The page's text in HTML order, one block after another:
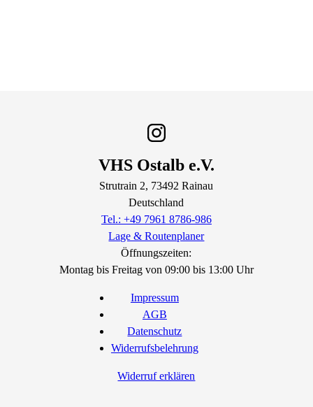
VHS Ostalb e.V.
Strutrain 2, 73492Rainau
Deutschland
Tel.: +49 7961 8786-986
Lage & Routenplaner
Öffnungszeiten:
Montag bis Freitag von 09:00 bis 13:00 Uhr
Impressum
AGB
Datenschutz
Widerrufsbelehrung
Widerruf erklären